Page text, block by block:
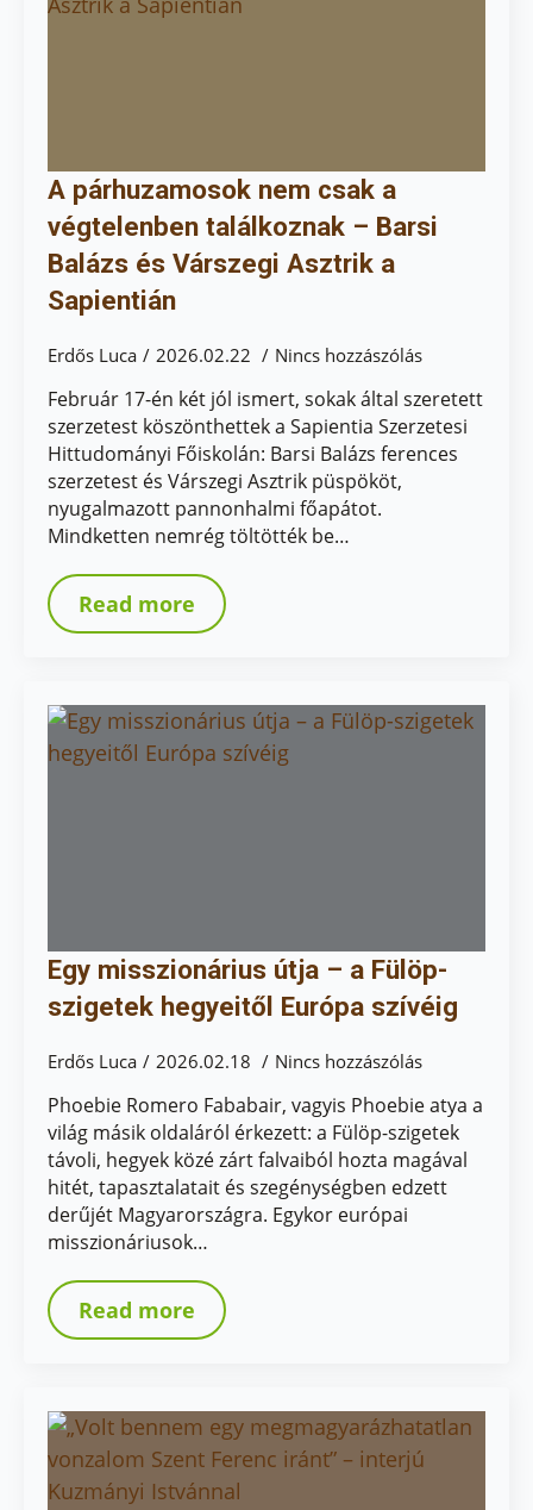
A párhuzamosok nem csak a
végtelenben találkoznak – Barsi
Balázs és Várszegi Asztrik a
Sapientián
Erdős Luca 2026.02.22 Nincs hozzászólás
Február 17-én két jól ismert, sokak által szeretett
szerzetest köszönthettek a Sapientia Szerzetesi
Hittudományi Főiskolán: Barsi Balázs ferences
szerzetest és Várszegi Asztrik püspököt,
nyugalmazott pannonhalmi főapátot.
Mindketten nemrég töltötték be…
Read more
Egy misszionárius útja – a Fülöp-
szigetek hegyeitől Európa szívéig
Erdős Luca 2026.02.18 Nincs hozzászólás
Phoebie Romero Fababair, vagyis Phoebie atya a
világ másik oldaláról érkezett: a Fülöp-szigetek
távoli, hegyek közé zárt falvaiból hozta magával
hitét, tapasztalatait és szegénységben edzett
derűjét Magyarországra. Egykor európai
misszionáriusok…
Read more